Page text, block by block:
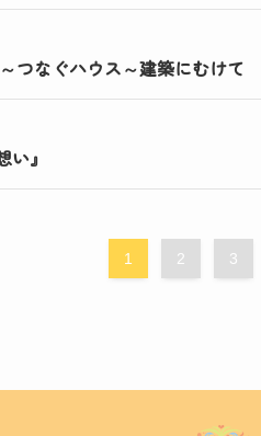
つなぐハウス～建築にむけて
い』
1 2 3